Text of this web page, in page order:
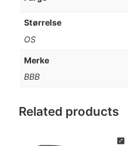
Størrelse
OS
Merke
BBB
Related products